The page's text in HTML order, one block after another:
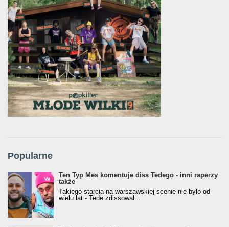
Popularne
Ten Typ Mes komentuje diss Tedego - inni raperzy
także
Takiego starcia na warszawskiej scenie nie było od
wielu lat - Tede zdissował...